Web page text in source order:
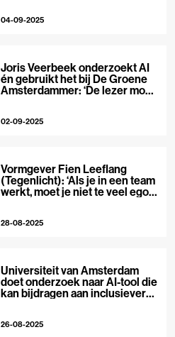
04-09-2025
Joris Veerbeek onderzoekt AI
én gebruikt het bij De Groene
Amsterdammer: ‘De lezer moet
02-09-2025
Vormgever Fien Leeflang
(Tegenlicht): ‘Als je in een team
werkt, moet je niet te veel ego
28-08-2025
Universiteit van Amsterdam
doet onderzoek naar AI-tool die
kan bijdragen aan inclusievere
26-08-2025